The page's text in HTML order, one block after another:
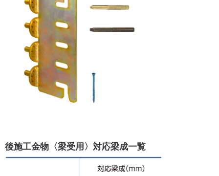
後施工金物〈梁受用〉対応梁成一覧